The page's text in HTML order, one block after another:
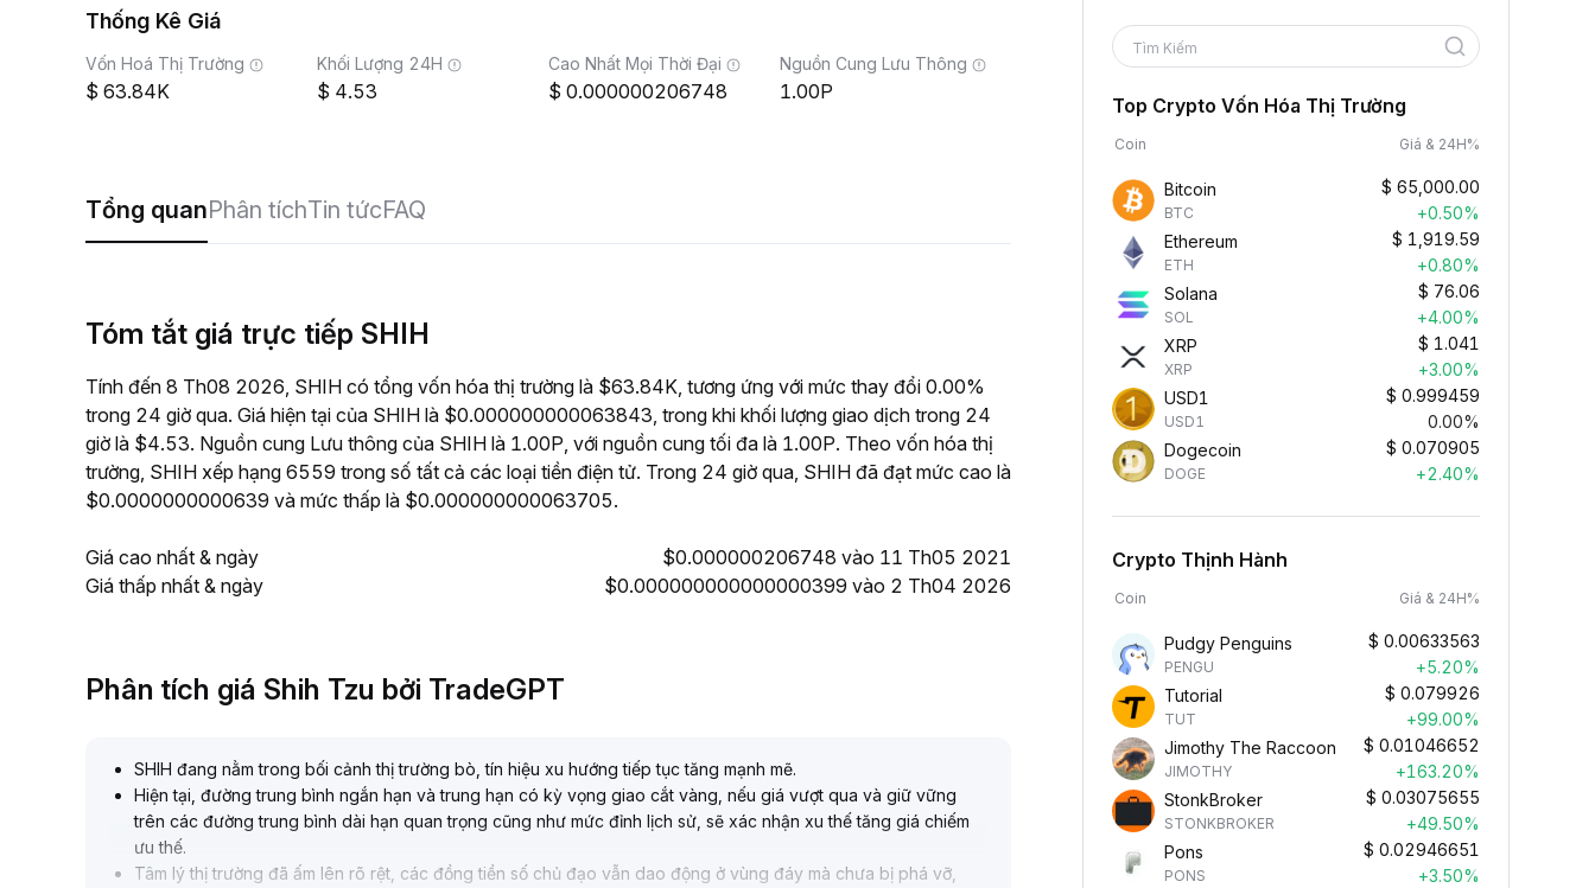
Thống Kê Giá
Vốn Hoá Thị Trường
63.84K
Khối Lượng 24H
4.53
Cao Nhất Mọi Thời Đại
0.000000206748
Nguồn Cung Lưu Thông
1.00P
Tổng quanPhân tíchTin tứcFAQ
Tóm tắt giá trực tiếp SHIH
Tính đến 8 Th08 2026, SHIH có tổng vốn hóa thị trường là $63.84K, tương ứng với mức thay đổi 0.00%
trong 24 giờ qua. Giá hiện tại của SHIH là $0.000000000063843, trong khi khối lượng giao dịch trong 24
giờ là $4.53. Nguồn cung Lưu thông của SHIH là 1.00P, với nguồn cung tối đa là 1.00P. Theo vốn hóa thị
trường, SHIH xếp hạng 6559 trong số tất cả các loại tiền điện tử. Trong 24 giờ qua, SHIH đã đạt mức cao là
$0.0000000000639 và mức thấp là $0.000000000063705.
Giá cao nhất & ngày
$0.000000206748 vào 11 Th05 2021
Giá thấp nhất & ngày
$0.000000000000000399 vào 2 Th04 2026
Phân tích giá Shih Tzu bởi TradeGPT
SHIH đang nằm trong bối cảnh thị trường bò, tín hiệu xu hướng tiếp tục tăng mạnh mẽ.
Hiện tại, đường trung bình ngắn hạn và trung hạn có kỳ vọng giao cắt vàng, nếu giá vượt qua và giữ vững
trên các đường trung bình dài hạn quan trọng cũng như mức đỉnh lịch sử, sẽ xác nhận xu thế tăng giá chiếm
ưu thế.
Tâm lý thị trường đã ấm lên rõ rệt, các đồng tiền số chủ đạo vẫn dao động ở vùng đáy mà chưa bị phá vỡ,
Tìm Kiếm
Top Crypto Vốn Hóa Thị Trường
Coin Giá & 24H%
Bitcoin
BTC
$ 65,000.00
+0.50%
Ethereum
ETH
$ 1,919.59
+0.80%
Solana
SOL
$ 76.06
+4.00%
XRP
XRP
$ 1.041
+3.00%
USD1
USD1
$ 0.999459
0.00%
Dogecoin
DOGE
$ 0.070905
+2.40%
Crypto Thịnh Hành
Coin Giá & 24H%
Pudgy Penguins
PENGU
$ 0.00633563
+5.20%
Tutorial
TUT
$ 0.079926
+99.00%
Jimothy The Raccoon
JIMOTHY
$ 0.01046652
+163.20%
StonkBroker
STONKBROKER
$ 0.03075655
+49.50%
Pons
PONS
$ 0.02946651
+3.50%